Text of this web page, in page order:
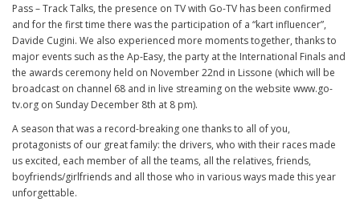
Pass – Track Talks, the presence on TV with Go-TV has been confirmed
and for the first time there was the participation of a “kart influencer”,
Davide Cugini. We also experienced more moments together, thanks to
major events such as the Ap-Easy, the party at the International Finals and
the awards ceremony held on November 22nd in Lissone (which will be
broadcast on channel 68 and in live streaming on the website www.go-
tv.org on Sunday December 8th at 8 pm).
A season that was a record-breaking one thanks to all of you,
protagonists of our great family: the drivers, who with their races made
us excited, each member of all the teams, all the relatives, friends,
boyfriends/girlfriends and all those who in various ways made this year
unforgettable.